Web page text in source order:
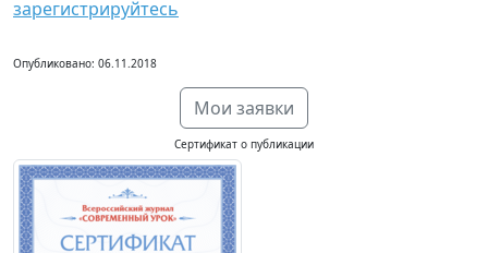
зарегистрируйтесь
Опубликовано: 06.11.2018
Мои заявки
Сертификат о публикации